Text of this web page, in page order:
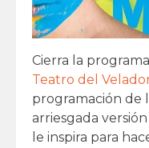
Cierra la
Teatro del
programación de
arriesgada
le inspira para